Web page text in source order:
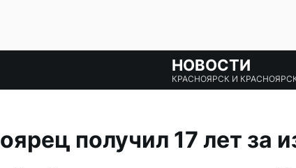
НОВОСТИ
КРАСНОЯРСК И
получил 17 лет за